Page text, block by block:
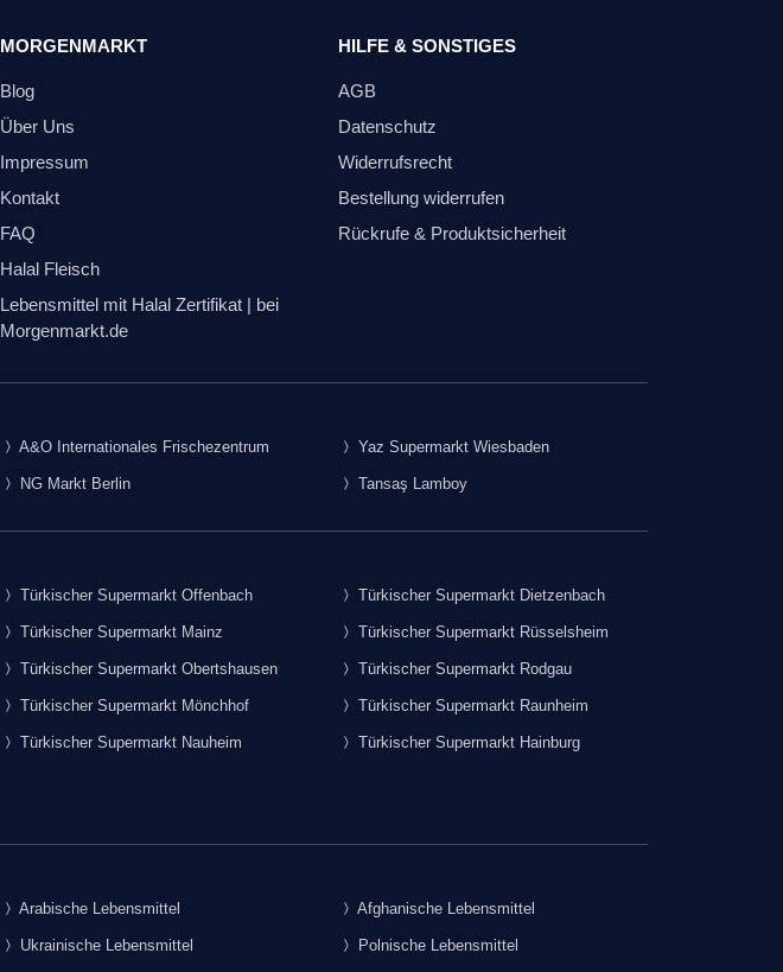
MORGENMARKT
Blog
Über Uns
Impressum
Kontakt
FAQ
Halal Fleisch
Lebensmittel mit Halal Zertifikat | bei
Morgenmarkt.de
HILFE & SONSTIGES
AGB
Datenschutz
Widerrufsrecht
Bestellung widerrufen
Rückrufe & Produktsicherheit
A&O Internationales Frischezentrum Yaz Supermarkt Wiesbaden
NG Markt Berlin Tansaş Lamboy
Türkischer Supermarkt Offenbach Türkischer Supermarkt Dietzenbach
Türkischer Supermarkt Mainz Türkischer Supermarkt Rüsselsheim
Türkischer Supermarkt Obertshausen Türkischer Supermarkt Rodgau
Türkischer Supermarkt Mönchhof Türkischer Supermarkt Raunheim
Türkischer Supermarkt Nauheim Türkischer Supermarkt Hainburg
Arabische Lebensmittel Afghanische Lebensmittel
Ukrainische Lebensmittel Polnische Lebensmittel